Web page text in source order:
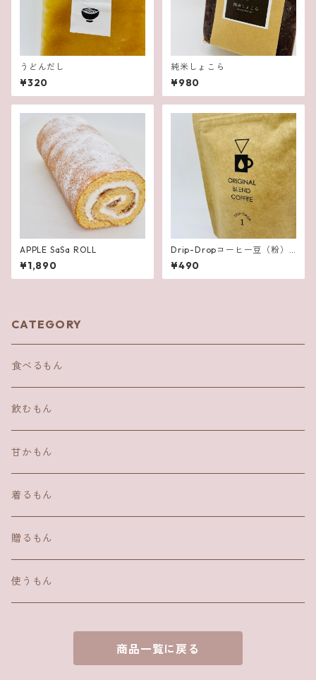
うどんだし
¥320
純米しょこら
¥980
APPLE SaSa ROLL
¥1,890
Drip-Dropコーヒー豆（粉）
オリジナルブレンド
¥490
CATEGORY
食べるもん
飲むもん
甘かもん
着るもん
贈るもん
使うもん
商品一覧に戻る